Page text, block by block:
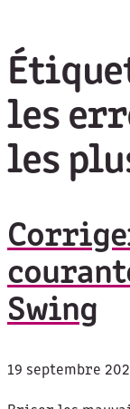
les
les
Swing
19 septembre